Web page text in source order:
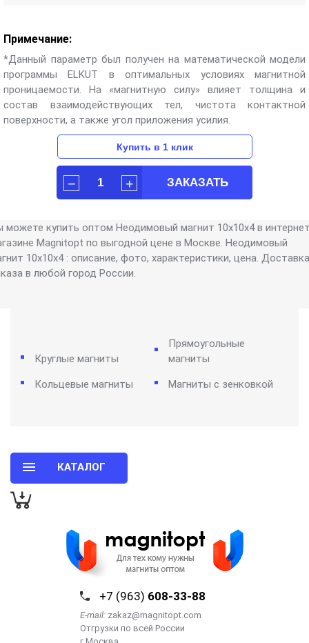
Примечание:
*Данный параметр был получен на математической модели
программы ELKUT в оптимальных условиях магнитной
проницаемости. На «магнитную силу» влияет толщина и
состав взаимодействующих тел, чистота контактной
поверхности, а также угол приложения усилия.
можете купить оптом Неодимовый магнит 10х10х4 в
Magnitopt по выгодной цене в Москве. Неодимовый
10х10х4 : описание, фото, характеристики, цена. Доставка
в любой город России.
Круглые магниты
Прямоугольные
магниты
Кольцевые магниты Магниты с зенковкой
КАТАЛОГ
+7 (963) 608-33-88
E-mail: zakaz@magnitopt.com
Отгрузки по всей России